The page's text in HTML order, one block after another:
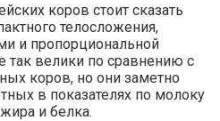
коров стоит сказать
телосложения,
и пропорциональной
так велики по сравнению с
коров, но они заметно
в показателях по молоку
и белка.